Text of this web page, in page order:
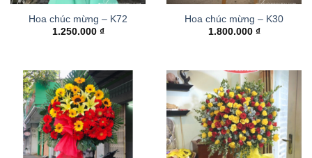
Hoa chúc mừng – K72
1.250.000 ₫
Hoa chúc mừng – K30
1.800.000 ₫